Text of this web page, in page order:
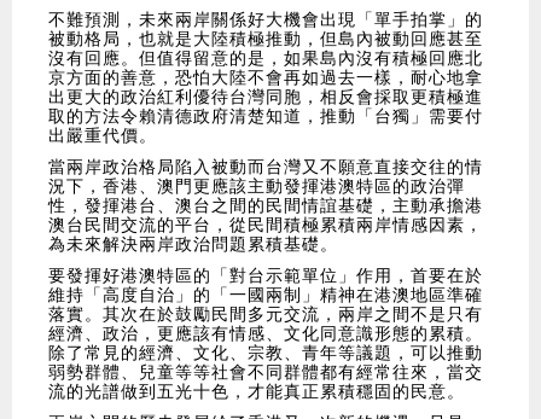
不難預測，未來兩岸關係好大機會出現「單手拍掌」的
被動格局，也就是大陸積極推動，但島內被動回應甚至
沒有回應。但值得留意的是，如果島內沒有積極回應北
京方面的善意，恐怕大陸不會再如過去一樣，耐心地拿
出更大的政治紅利優待台灣同胞，相反會採取更積極進
取的方法令賴清德政府清楚知道，推動「台獨」需要付
出嚴重代價。
當兩岸政治格局陷入被動而台灣又不願意直接交往的情
況下，香港、澳門更應該主動發揮港澳特區的政治彈
性，發揮港台、澳台之間的民間情誼基礎，主動承擔港
澳台民間交流的平台，從民間積極累積兩岸情感因素，
為未來解決兩岸政治問題累積基礎。
要發揮好港澳特區的「對台示範單位」作用，首要在於
維持「高度自治」的「一國兩制」精神在港澳地區準確
落實。其次在於鼓勵民間多元交流，兩岸之間不是只有
經濟、政治，更應該有情感、文化同意識形態的累積。
除了常見的經濟、文化、宗教、青年等議題，可以推動
弱勢群體、兒童等等社會不同群體都有經常往來，當交
流的光譜做到五光十色，才能真正累積穩固的民意。